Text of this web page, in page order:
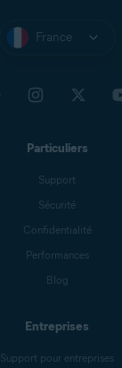
France
Particuliers
Support
Sécurité
Confidentialité
Performances
Blog
Entreprises
Support pour entreprises